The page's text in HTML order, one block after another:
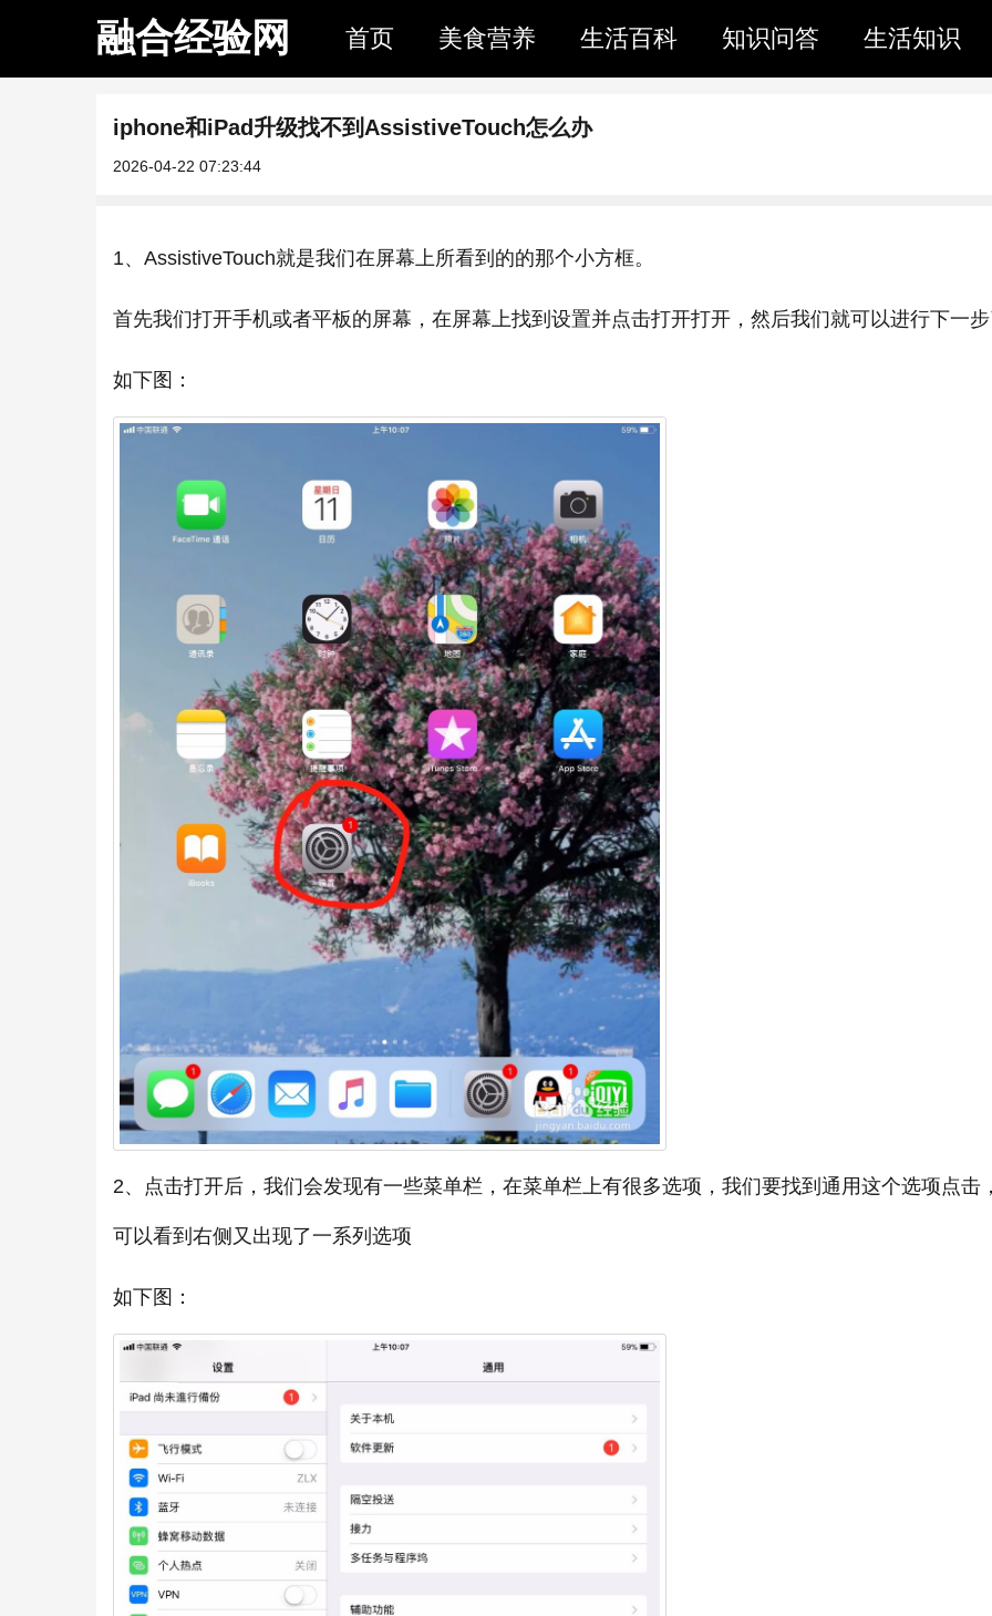
融合经验网 首页 美食营养 生活百科 知识问答 生活知识
iphone和iPad升级找不到AssistiveTouch怎么办
2026-04-22 07:23:44
1、AssistiveTouch就是我们在屏幕上所看到的的那个小方框。
首先我们打开手机或者平板的屏幕，在屏幕上找到设置并点击打开打开，然后我们就可以进行下一
如下图：
2、点击打开后，我们会发现有一些菜单栏，在菜单栏上有很多选项，我们要找到通用这个选项点击
可以看到右侧又出现了一系列选项
如下图：